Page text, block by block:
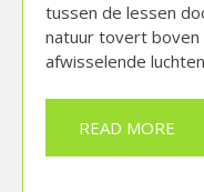
tussen de lessen
natuur tovert
afwisselende
READ MORE